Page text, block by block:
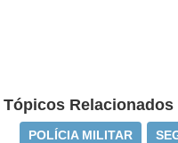
Tópicos Relacionados
POLÍCIA MILITAR